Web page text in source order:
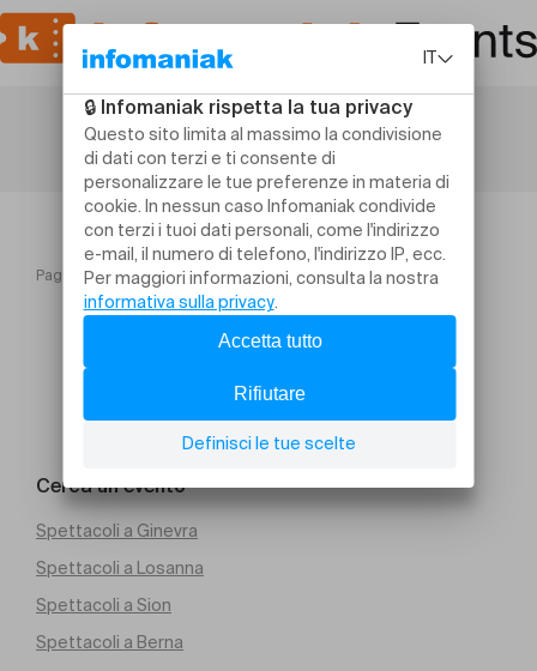
Pagina iniziale Festival au Pays des Enfants 2025
Cerca un evento
Spettacoli a Ginevra
Spettacoli a Losanna
Spettacoli a Sion
Spettacoli a Berna